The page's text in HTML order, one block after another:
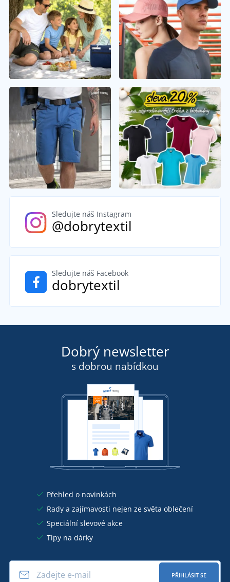
Sledujte náš Instagram
@dobrytextil
Sledujte náš Facebook
dobrytextil
Dobrý newsletter
s dobrou nabídkou
Přehled o novinkách
Rady a zajímavosti nejen ze světa oblečení
Speciální slevové akce
Tipy na dárky
PŘIHLÁSIT SE